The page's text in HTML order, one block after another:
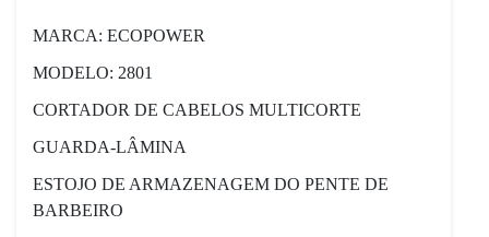
MARCA: ECOPOWER
MODELO: 2801
CORTADOR DE CABELOS MULTICORTE
GUARDA-LÂMINA
ESTOJO DE ARMAZENAGEM DO PENTE DE
BARBEIRO